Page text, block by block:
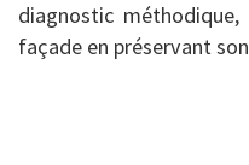
diagnostic
façade en préservant